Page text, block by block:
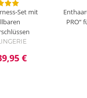
Set mit
€
PRO“